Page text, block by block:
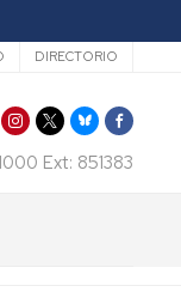
DIRECTORIO
Ext: 851383